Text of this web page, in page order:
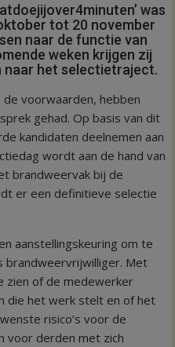
was
tot 20 november
naar de functie van
weken krijgen zij
het selectietraject.
de voorwaarden, hebben
gehad. Op basis van dit
kandidaten deelnemen aan
wordt aan de hand van
brandweervak bij de
er een definitieve selectie
aanstellingskeuring om te
brandweervrijwilliger. Met
zien of de medewerker
die het werk stelt en of het
risico’s voor de
voor derden met zich